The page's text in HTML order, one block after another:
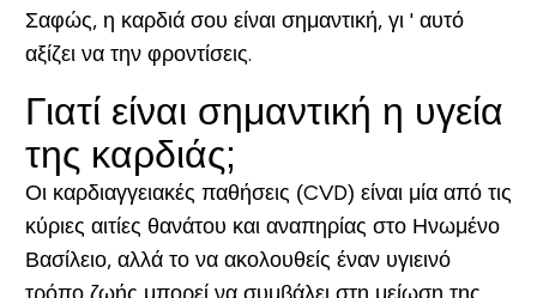
Σαφώς, η καρδιά σου είναι σημαντική, γι ' αυτό
αξίζει να την φροντίσεις.
Γιατί είναι σημαντική η υγεία
της καρδιάς;
Οι καρδιαγγειακές παθήσεις (CVD) είναι μία από τις
κύριες αιτίες θανάτου και αναπηρίας στο Ηνωμένο
Βασίλειο, αλλά το να ακολουθείς έναν υγιεινό
τρόπο ζωής μπορεί να συμβάλει στη μείωση της